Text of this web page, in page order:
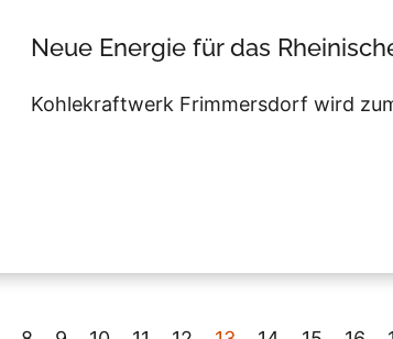
Neue Energie für das
Kohlekraftwerk Frimmersdorf wird